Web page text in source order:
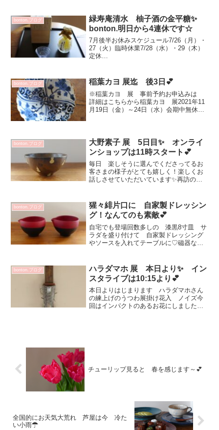
いサイズ違い 65種類 300点到着しまし
た✨bonto...
bonton.ブログ
緑寿庵清水 柚子酒の金平糖✨
bonton.明日から4連休です☆
7月後半お休みスケジュール7/26（月）・
27（火）臨時休業7/28（水）・29（木）
定休
る柚子酒の風味ゆっくりとリラックスタ
イムに 大切にいただきたい美味しい💕
スペシ...
bonton.ブログ 稲葉カヨ 展迄 後3日💕
※稲葉カヨ 展 事前予約お申込みは
詳細はこちらから稲葉カヨ 展2021年11
月19日（金）～24日（水）会期中無休
bonton.ブログ
大野素子 展 5日目✨ オンライ
ンショップは11時スタート💕
毎日 楽しそうに選んでくださってるお
客さまの様子がとても嬉しく！楽しくお
話しさせていただいています✨再訪の方
けます11時まで SOLD OUT 表記となり
ますが画像 ご...
bonton.ブログ
猩々緋片口に 自家製ドレッシン
グ！なんてのも素敵💕
自宅でも登場回数多しの 漆黒8寸皿 サ
ラダを盛り付けて 自家製ドレッシング
やソースを入れてテーブルに♡磁器なの
も素敵です💗片口（猩々緋）12100円後ほ
ど オンラインに...
bonton.ブログ
ハラダマホ 展 本日より✨ イン
スタライブは10:15より💕
本日よりはじまります ハラダマホさん
の練上げのうつわ展掛け花入 ノイズ今
回はインパクトのあるお花にしましたが
チューリップ見ると 春を感じます～💕
全国的にお天気大荒れ 芦屋は今 冷た
い小雨☂